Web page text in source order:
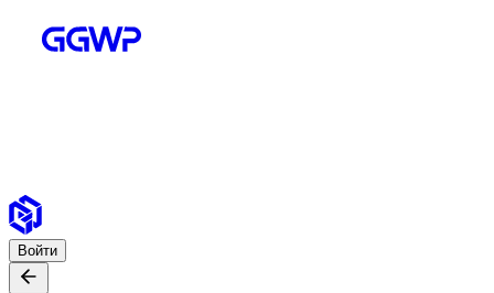
Войти